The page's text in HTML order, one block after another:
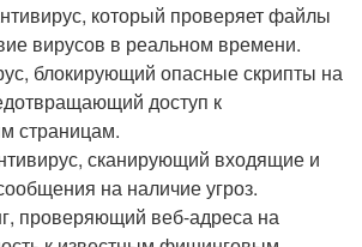
который проверяет файлы
вирусов в реальном времени.
блокирующий опасные скрипты на
доступ к
страницам.
сканирующий входящие и
на наличие угроз.
проверяющий веб-адреса на